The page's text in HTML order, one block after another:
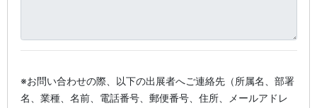
※お問い合わせの際、以下の出展者へご連絡先（所属名、部署
名、業種、名前、電話番号、郵便番号、住所、メールアドレ